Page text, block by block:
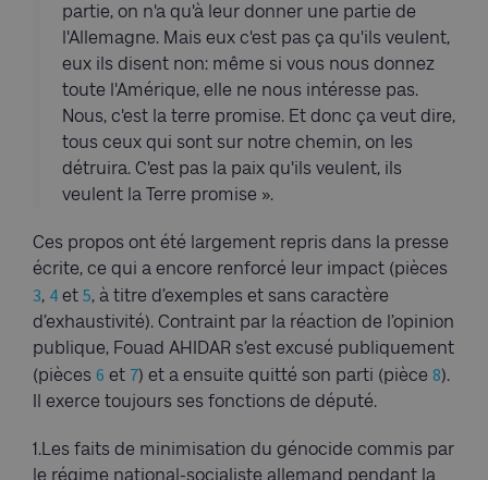
partie, on n'a qu'à leur donner une partie de
l'Allemagne. Mais eux c'est pas ça qu'ils veulent,
eux ils disent non: même si vous nous donnez
toute l'Amérique, elle ne nous intéresse pas.
Nous, c'est la terre promise. Et donc ça veut dire,
tous ceux qui sont sur notre chemin, on les
détruira. C'est pas la paix qu'ils veulent, ils
veulent la Terre promise ».
Ces propos ont été largement repris dans la presse
écrite, ce qui a encore renforcé leur impact (pièces
3, 4 et 5, à titre d’exemples et sans caractère
d’exhaustivité). Contraint par la réaction de l’opinion
publique, Fouad AHIDAR s’est excusé publiquement
(pièces 6 et 7) et a ensuite quitté son parti (pièce 8).
Il exerce toujours ses fonctions de député.
1.Les faits de minimisation du génocide commis par
le régime national-socialiste allemand pendant la